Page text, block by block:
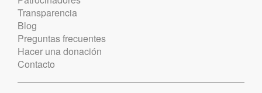
Transparencia
Blog
Preguntas frecuentes
Hacer una donación
Contacto